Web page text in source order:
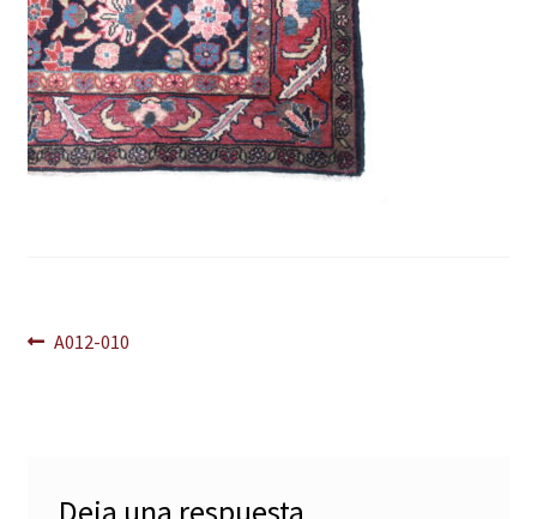
Contacto
Navegación
Anterior:
A012-010